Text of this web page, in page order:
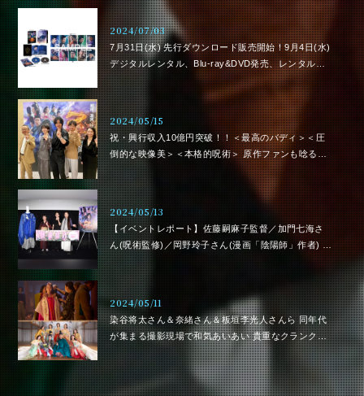
2024/07/03
7月31日(水) 先行ダウンロード販売開始！9月4日(水)
デジタルレンタル、Blu-ray&DVD発売、レンタル開
始！３時間超えの豪華な映像特典や封入特典にも注
目！
2024/05/15
祝・興行収入10億円突破！！＜最高のバディ＞＜圧
倒的な映像美＞＜本格的呪術＞ 原作ファンも唸る完
成度。安倍晴明の魅力は令和でも衰え知らず！
2024/05/13
【イベントレポート】佐藤嗣麻子監督／加門七海さ
ん(呪術監修)／岡野玲子さん(漫画「陰陽師」作者) 呪
術界のレジェンドたちが思う“安倍晴明像”とは？ こ
こでしか聞けない『陰陽師０』の裏側を語り尽く
す！
2024/05/11
染谷将太さん＆奈緒さん＆板垣李光人さんら 同年代
が集まる撮影現場で和気あいあい 貴重なクランクア
ップも収めたオフショット解禁！！